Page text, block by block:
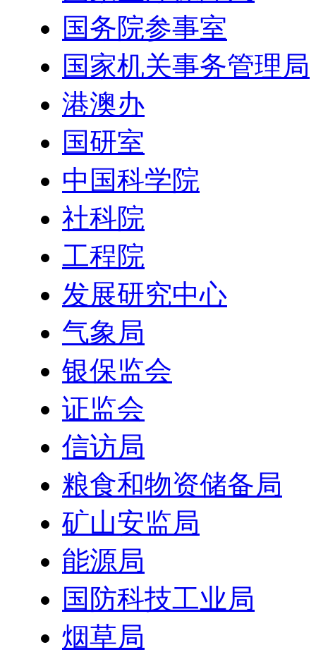
国务院参事室
国家机关事务管理局
港澳办
国研室
中国科学院
社科院
工程院
发展研究中心
气象局
银保监会
证监会
信访局
粮食和物资储备局
矿山安监局
能源局
国防科技工业局
烟草局